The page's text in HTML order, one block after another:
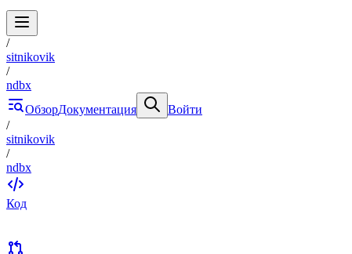
/
sitnikovik
/
ndbx
ОбзорДокументация
Войти
/
sitnikovik
/
ndbx
Код